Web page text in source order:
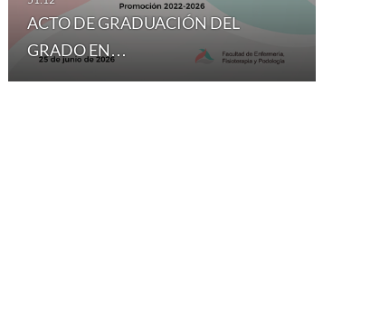
ACTO DE GRADUACIÓN DEL
GRADO EN…